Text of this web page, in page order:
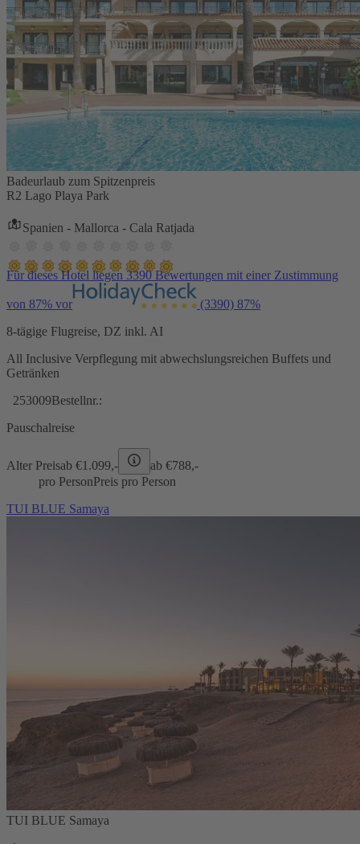
Badeurlaub zum Spitzenpreis
R2 Lago Playa Park
Spanien - Mallorca - Cala Ratjada
Für dieses Hotel liegen 3390 Bewertungen mit einer Zustimmung
von 87% vor (3390) 87%
8-tägige Flugreise, DZ inkl. AI
All Inclusive Verpflegung mit abwechslungsreichen Buffets und
Getränken
253009Bestellnr.:
Pauschalreise
Alter Preisab €1.099,- ab €788,-
pro PersonPreis pro Person
TUI BLUE Samaya
TUI BLUE Samaya